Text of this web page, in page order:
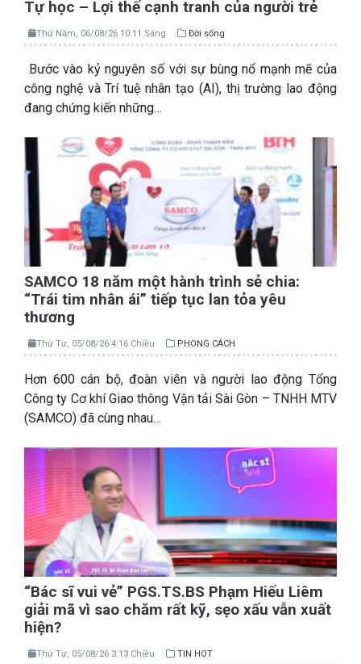
Tự học – Lợi thế cạnh tranh của người trẻ
Thứ Năm, 06/08/26 10:11 Sáng Đời sống
Bước vào kỷ nguyên số với sự bùng nổ mạnh mẽ của
công nghệ và Trí tuệ nhân tạo (AI), thị trường lao động
đang chứng kiến những…
SAMCO 18 năm một hành trình sẻ chia:
“Trái tim nhân ái” tiếp tục lan tỏa yêu
thương
Thứ Tư, 05/08/26 4:16 Chiều PHONG CÁCH
Hơn 600 cán bộ, đoàn viên và người lao động Tổng
Công ty Cơ khí Giao thông Vận tải Sài Gòn – TNHH MTV
(SAMCO) đã cùng nhau…
“Bác sĩ vui vẻ” PGS.TS.BS Phạm Hiếu Liêm
giải mã vì sao chăm rất kỹ, sẹo xấu vẫn xuất
hiện?
Thứ Tư, 05/08/26 3:13 Chiều TIN HOT